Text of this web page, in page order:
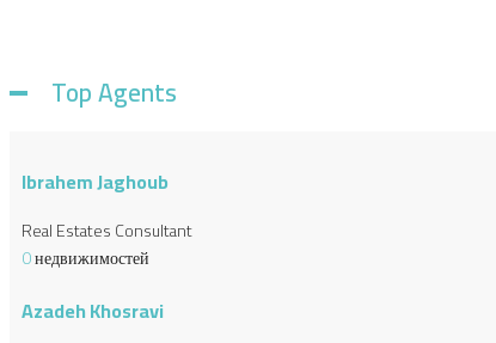
Top Agents
Ibrahem Jaghoub
Real Estates Consultant
0недвижимостей
Azadeh Khosravi